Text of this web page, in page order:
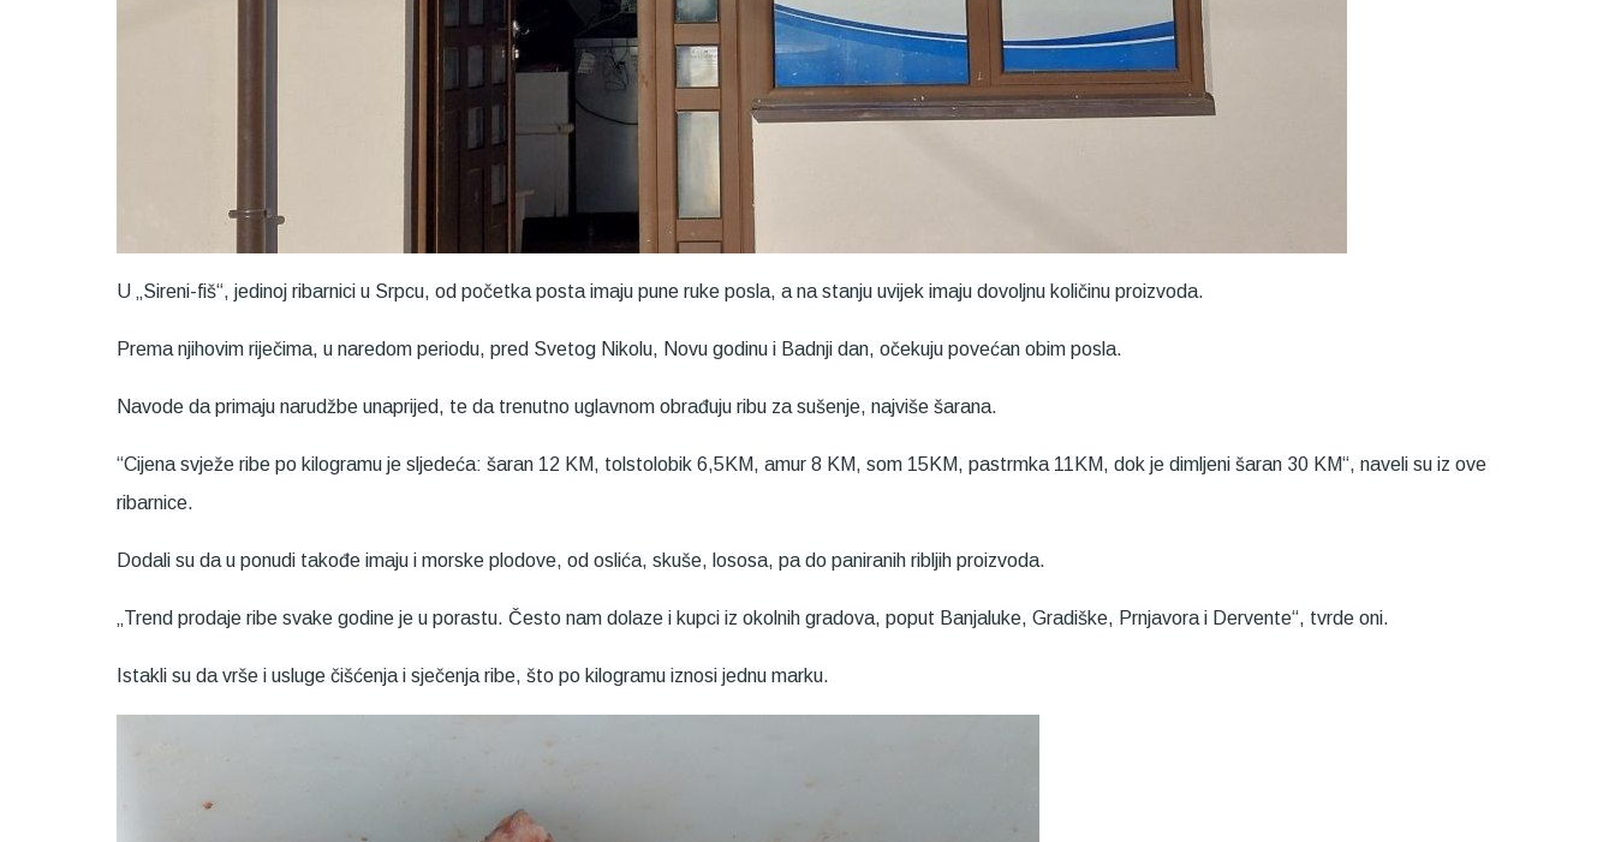
U „Sireni-fiš“, jedinoj ribarnici u Srpcu, od početka posta imaju pune ruke posla, a na stanju uvijek imaju dovoljnu količinu proizvoda.
Prema njihovim riječima, u naredom periodu, pred Svetog Nikolu, Novu godinu i Badnji dan, očekuju povećan obim posla.
Navode da primaju narudžbe unaprijed, te da trenutno uglavnom obrađuju ribu za sušenje, najviše šarana.
“Cijena svježe ribe po kilogramu je sljedeća: šaran 12 KM, tolstolobik 6,5KM, amur 8 KM, som 15KM, pastrmka 11KM, dok je dimljeni šaran 30 KM“, naveli su iz ove
ribarnice.
Dodali su da u ponudi takođe imaju i morske plodove, od oslića, skuše, lososa, pa do paniranih ribljih proizvoda.
„Trend prodaje ribe svake godine je u porastu. Često nam dolaze i kupci iz okolnih gradova, poput Banjaluke, Gradiške, Prnjavora i Dervente“, tvrde oni.
Istakli su da vrše i usluge čišćenja i sječenja ribe, što po kilogramu iznosi jednu marku.